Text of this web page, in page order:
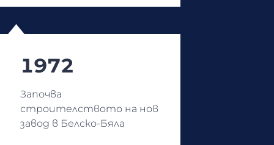
1972
Започва
строителството на нов
завод в Белско-Бяла